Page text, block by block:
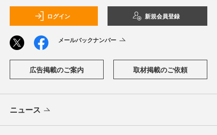
ログイン 新規会員登録
メールバックナンバー
広告掲載のご案内 取材掲載のご依頼
ニュース